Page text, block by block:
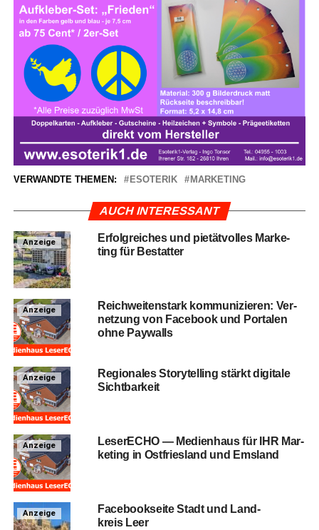
VERWANDTE THEMEN: ESOTERIK MARKETING
AUCH INTERESSANT
Anzeige
Erfolg­rei­ches und pie­tät­vol­les Mar­ke­
ting für Bestatter
Anzeige
Reich­wei­ten­stark kom­mu­ni­zie­ren: Ver­
net­zung von Face­book und Por­ta­len
ohne Paywalls
Anzeige
Regio­na­les Sto­rytel­ling stärkt digi­ta­le
Sichtbarkeit
Anzeige
Lese­r­ECHO — Medi­en­haus für IHR Mar­
ke­ting in Ost­fries­land und Emsland
Anzeige
Face­book­sei­te Stadt und Land­
kreis Leer